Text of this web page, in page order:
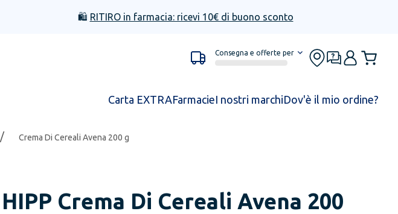
🛍️ RITIRO in farmacia: ricevi 10€ di buono sconto
Consegna e offerte per
Carta EXTRAFarmacieI nostri marchiDov'è il mio ordine?
/ Crema Di Cereali Avena 200 g
HIPP Crema Di Cereali Avena 200